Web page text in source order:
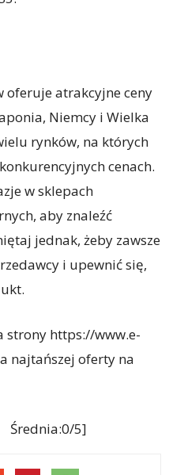
oferuje atrakcyjne ceny
Niemcy i Wielka
rynków, na których
cenach.
w sklepach
aby znaleźć
jednak, żeby zawsze
i upewnić się,
strony https://www.e-
najtańszej oferty na
Średnia:0/5]